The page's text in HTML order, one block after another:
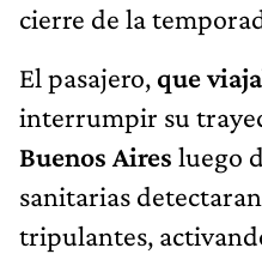
cierre de la
El pasajero, que
interrumpir su
Buenos Aires luego
sanitarias
tripulantes,